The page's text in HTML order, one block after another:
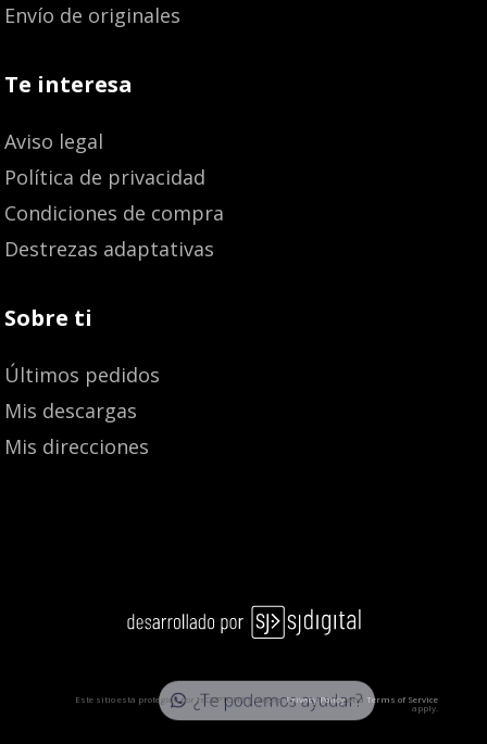
Envío de originales
Te interesa
Aviso legal
Política de privacidad
Condiciones de compra
Destrezas adaptativas
Sobre ti
Últimos pedidos
Mis descargas
Mis direcciones
¿Te podemos ayudar?
Este sitio está protegido por reCAPTCHA y Google:Privacy PolicyandTerms of Service
apply.